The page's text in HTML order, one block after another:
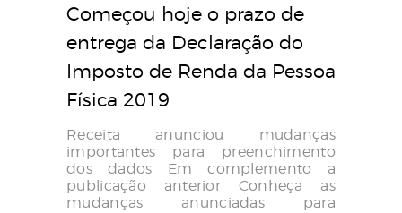
Começou hoje o prazo de
entrega da Declaração do
Imposto de Renda da Pessoa
Física 2019
Receita anunciou mudanças
importantes para preenchimento
dos dados Em complemento a
publicação anterior Conheça as
mudanças anunciadas para